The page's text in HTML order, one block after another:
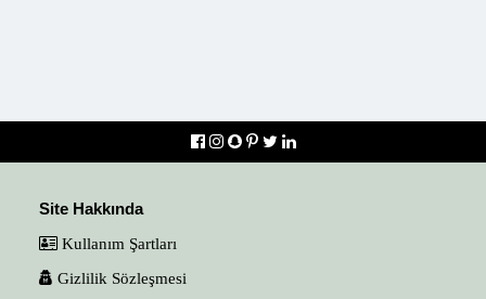
Site Hakkında
Kullanım Şartları
Gizlilik Sözleşmesi